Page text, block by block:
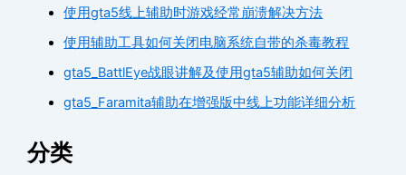
使用gta5线上辅助时游戏经常崩溃解决方法
使用辅助工具如何关闭电脑系统自带的杀毒教程
gta5_BattlEye战眼讲解及使用gta5辅助如何关闭
gta5_Faramita辅助在增强版中线上功能详细分析
分类